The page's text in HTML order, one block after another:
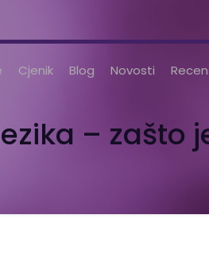
Cjenik Blog Novosti
– zašto